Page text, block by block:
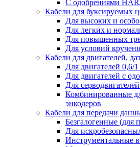
С одобрениями
Кабели для буксируемых
Для высоких и
Для легких и
Для повышенных
Для условий
Кабели для двигателей,
Для двигателей 0,6/
Для двигателей с
Для
Комбинированные
энкодеров
Кабели для передачи
Безгалогенные (для
Для
Инструментальные